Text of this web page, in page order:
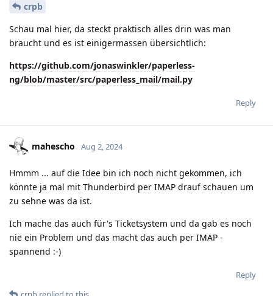
crpb
Schau mal hier, da steckt praktisch alles drin was man
braucht und es ist einigermassen übersichtlich:
https://github.com/jonaswinkler/paperless-
ng/blob/master/src/paperless_mail/mail.py
Reply
mahescho Aug 2, 2024
Hmmm ... auf die Idee bin ich noch nicht gekommen, ich
könnte ja mal mit Thunderbird per IMAP drauf schauen um
zu sehne was da ist.
Ich mache das auch für's Ticketsystem und da gab es noch
nie ein Problem und das macht das auch per IMAP -
spannend :-)
Reply